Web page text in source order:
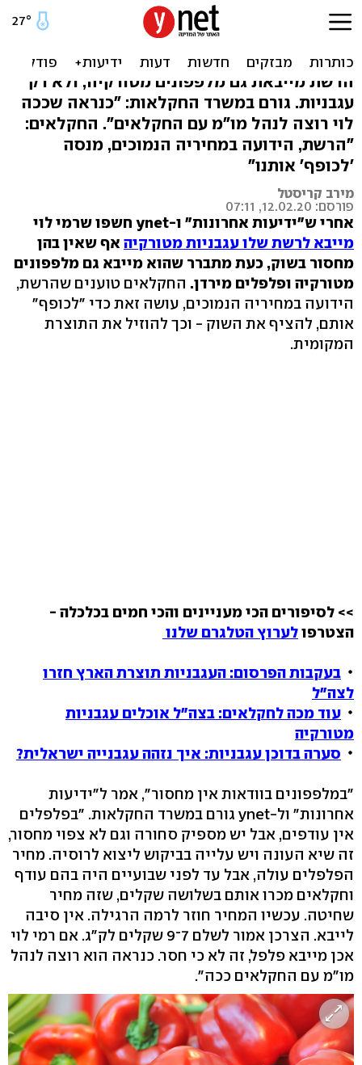
למה רמי לוי מייבא פלפלים
הרשת מייבאת גם מלפפונים מטורקיה, ולא רק
עגבניות. גורם במשרד החקלאות: "כנראה שככה
לוי רוצה לנהל מו"מ עם החקלאים". החקלאים:
"הרשת, הידועה במחיריה הנמוכים, מנסה
'לכופף' אותנו"
מירב קריסטל
פורסם: 12.02.20, 07:11
אחרי ש"ידיעות אחרונות" ו-ynet חשפו שרמי לוי
מייבא לרשת שלו עגבניות מטורקיה אף שאין בהן
מחסור בשוק, כעת מתברר שהוא מייבא גם מלפפונים
מטורקיה ופלפלים מירדן. החקלאים טוענים שהרשת,
הידועה במחיריה הנמוכים, עושה זאת כדי "לכופף"
אותם, להציף את השוק - וכך להוזיל את התוצרת
המקומית.
>> לסיפורים הכי מעניינים והכי חמים בכלכלה -
הצטרפולערוץ הטלגרם שלנו
בעקבות הפרסום: העגבניות תוצרת הארץ חזרו
לצה"ל
עוד מכה לחקלאים: בצה"ל אוכלים עגבניות
מטורקיה
סערה בדוכן עגבניות: איך נזהה עגבנייה ישראלית?
"במלפפונים בוודאות אין מחסור", אמר ל"ידיעות
אחרונות" ול-ynet גורם במשרד החקלאות. "בפלפלים
אין עודפים, אבל יש מספיק סחורה וגם לא צפוי מחסור,
זה שיא העונה ויש עלייה בביקוש ליצוא לרוסיה. מחיר
הפלפלים עולה, אבל עד לפני שבועיים היה בהם עודף
וחקלאים מכרו אותם בשלושה שקלים, שזה מחיר
שחיטה. עכשיו המחיר חוזר לרמה הרגילה. אין סיבה
לייבא. הצרכן אמור לשלם 7־9 שקלים לק"ג. אם רמי לוי
אכן מייבא פלפל, זה לא כי חסר. כנראה הוא רוצה לנהל
מו"מ עם החקלאים ככה".